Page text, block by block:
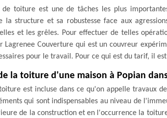
de toiture est une de tâches les plus
la structure et sa robustesse face aux
et les grêles. Pour effectuer de telles
Lagrenee Couverture qui est un couvreur
pour le travail. Pour ce qui est du tarif, il
la toiture d'une maison à Popian
est incluse dans ce qu'on appelle travaux
qui sont indispensables au niveau de
de la construction et en l'occurrence la